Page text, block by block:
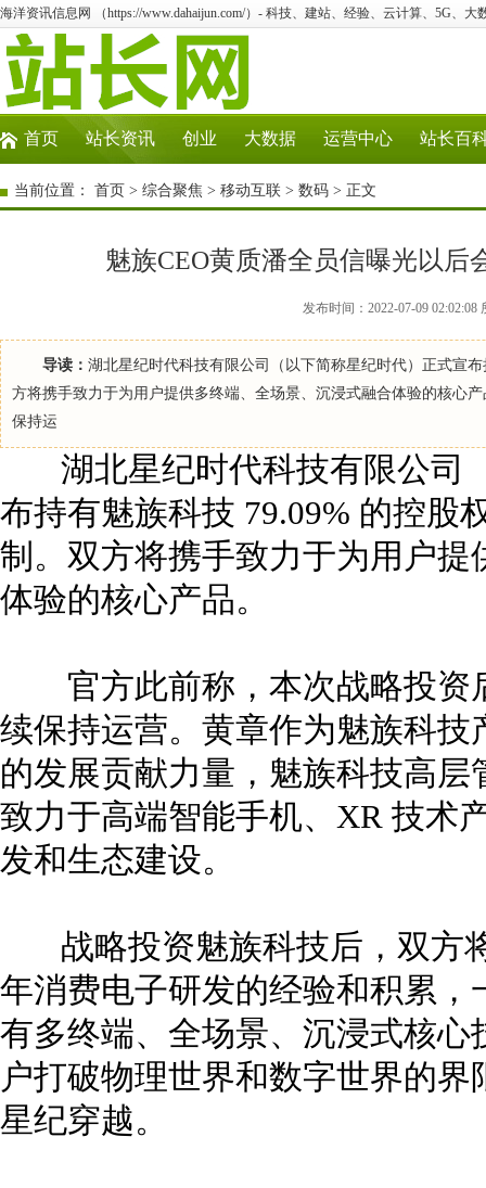
海洋资讯信息网 （https://www.dahaijun.com/）- 科技、建站、经验、云计算、5G、大
首页 站长资讯 创业 大数据 运营中心 站长百
当前位置： 首页 > 综合聚焦 > 移动互联 > 数码 > 正文
魅族CEO黄质潘全员信曝光以后
发布时间：2022-07-09
导读： 湖北星纪时代科技有限公司（以下简称星纪时代）正式宣
方将携手致力于为用户提供多终端、全场景、沉浸式融合体验的核心
保持运
湖北星纪时代科技有限公司
布持有魅族科技 79.09% 的控股
制。双方将携手致力于为用户
体验的核心产品。
官方此前称，本次战略投资
续保持运营。黄章作为魅族科
的发展贡献力量，魅族科技高
致力于高端智能手机、XR 技术
发和生态建设。
战略投资魅族科技后，双方
年消费电子研发的经验和积累
有多终端、全场景、沉浸式核
户打破物理世界和数字世界的
星纪穿越。